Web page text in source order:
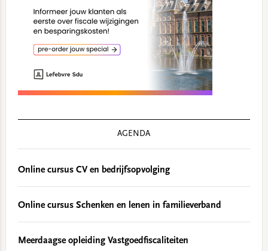
AGENDA
Online cursus CV en bedrijfsopvolging
Online cursus Schenken en lenen in familieverband
Meerdaagse opleiding Vastgoedfiscaliteiten